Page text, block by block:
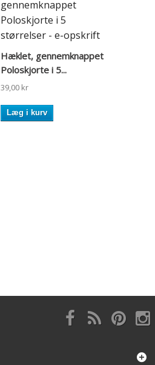
Hæklet, gennemknappet
Poloskjorte i 5...
39,00 kr
Læg i kurv